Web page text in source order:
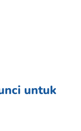
untuk